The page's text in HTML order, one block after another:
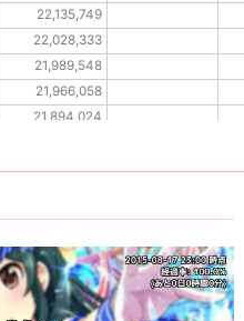
22,135,749
22,028,333
21,989,548
21,966,058
21,894,024